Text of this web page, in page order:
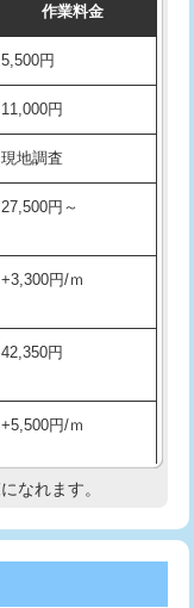
現場見積
16,500円
16,500円
16,500円
3,300円
5,500円
11,000円
33,000円
+8,800円
作業料金
5,500円
11,000円
現地調査
27,500円～
+3,300円/ｍ
42,350円
+5,500円/ｍ
現地調査
なれます。